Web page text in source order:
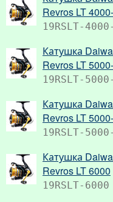
Revros LT
19RSLT-
Катушка
Revros LT
19RSLT-
Катушка
Revros LT
19RSLT-
Катушка
Revros LT 6000
19RSLT-6000